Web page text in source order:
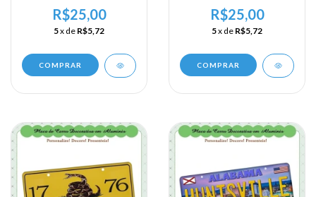
USA - Area Sul - Alabama
- Gadsden
R$25,00
5x de R$5,72
COMPRAR
USA - Area Sul - Alabama
- Birmingham
R$25,00
5x de R$5,72
COMPRAR